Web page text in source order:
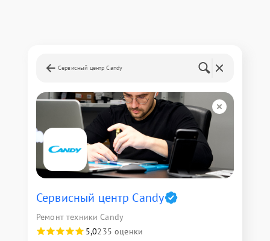
Сервисный центр Candy
Сервисный центр Candy
Ремонт техники Candy
5,0235 оценки